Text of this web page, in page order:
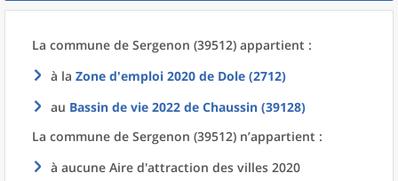
La commune de Sergenon (39512) appartient :
à la Zone d'emploi 2020 de Dole (2712)
au Bassin de vie 2022 de Chaussin (39128)
La commune de Sergenon (39512) n’appartient :
à aucune Aire d'attraction des villes 2020